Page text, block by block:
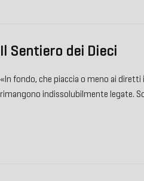
Il Sentiero dei Dieci
«In fondo, che piaccia o meno ai
rimangono indissolubilmente legate.